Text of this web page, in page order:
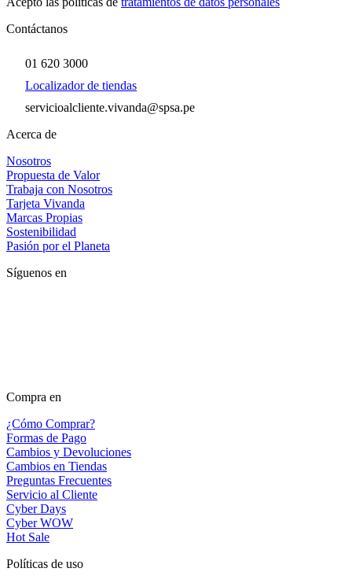
Contáctanos
01 620 3000
Localizador de tiendas
servicioalcliente.vivanda@spsa.pe
Acerca de
Nosotros
Propuesta de Valor
Trabaja con Nosotros
Tarjeta Vivanda
Marcas Propias
Sostenibilidad
Pasión por el Planeta
Síguenos en
Compra en
¿Cómo Comprar?
Formas de Pago
Cambios y Devoluciones
Cambios en Tiendas
Preguntas Frecuentes
Servicio al Cliente
Cyber Days
Cyber WOW
Hot Sale
Políticas de uso